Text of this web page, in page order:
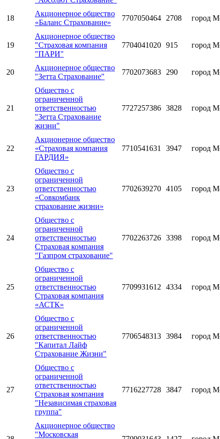
18
Акционерное общество
«Баланс Страхование»
7707050464 2708 город
19
Акционерное общество
"Страховая компания
"ПАРИ"
7704041020 915 город
20
Акционерное общество
"Зетта Страхование"
7702073683 290 город
21
Общество с
ограниченной
ответственностью
"Зетта Страхование
жизни"
7727257386 3828 город
22
Акционерное общество
«Страховая компания
ГАРДИЯ»
7710541631 3947 город
23
Общество с
ограниченной
ответственностью
«Совкомбанк
страхование жизни»
7702639270 4105 город
24
Общество с
ограниченной
ответственностью
Страховая компания
"Газпром страхование"
7702263726 3398 город
25
Общество с
ограниченной
ответственностью
Страховая компания
«АСТК»
7709931612 4334 город
26
Общество с
ограниченной
ответственностью
"Капитал Лайф
Страхование Жизни"
7706548313 3984 город
27
Общество с
ограниченной
ответственностью
Страховая компания
"Независимая страховая
группа"
7716227728 3847 город
Акционерное общество
"Московская